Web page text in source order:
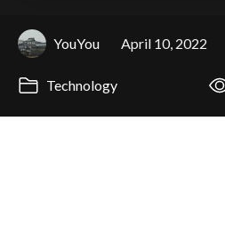
YouYou April 10, 2022
Technology